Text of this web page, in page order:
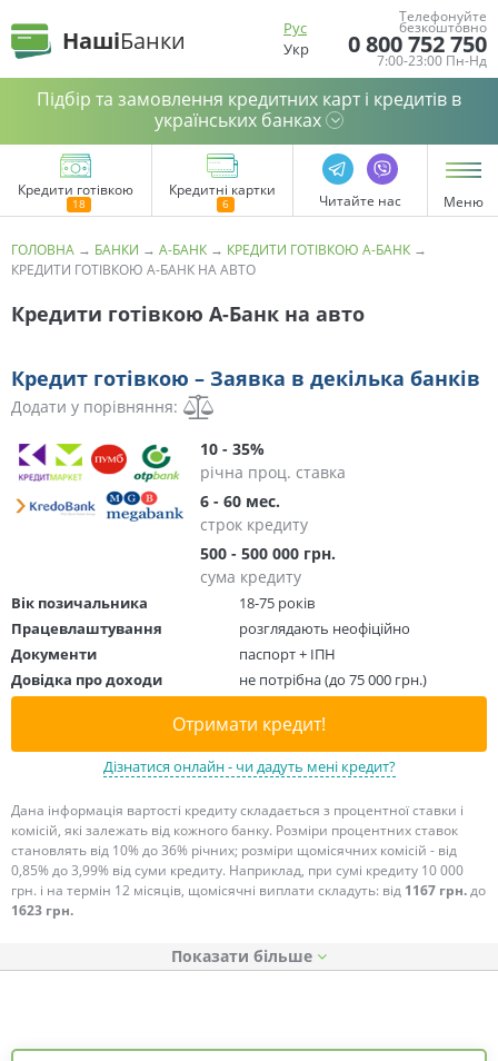
НашіБанки
Рус
Укр
Телефонуйте
безкоштовно
0 800 752 750
7:00-23:00 Пн-Нд
Підбір та замовлення кредитних карт і кредитів в
українських банках
Кредити готівкою Кредитні картки
Читайте нас Меню
ГОЛОВНА → БАНКИ → А-БАНК → КРЕДИТИ ГОТІВКОЮ А-БАНК →
КРЕДИТИ ГОТІВКОЮ А-БАНК НА АВТО
Кредити готівкою А-Банк на авто
Кредит готівкою – Заявка в декілька банків
Додати у порівняння:
10 - 35%
річна проц. ставка
6 - 60 мес.
строк кредиту
500 - 500 000 грн.
сума кредиту
Вік позичальника
18-75 років
Працевлаштування
розглядають неофіційно
Документи
паспорт + ІПН
Довідка про доходи
не потрібна (до 75 000 грн.)
Отримати кредит!
Дізнатися онлайн - чи дадуть мені кредит?
Дана інформація вартості кредиту складається з процентної ставки і
комісій, які залежать від кожного банку. Розміри процентних ставок
становлять від 10% до 36% річних; розміри щомісячних комісій - від
0,85% до 3,99% від суми кредиту. Наприклад, при сумі кредиту 10 000
грн. і на термін 12 місяців, щомісячні виплати складуть: від 1167 грн.до
1623 грн.
Показати